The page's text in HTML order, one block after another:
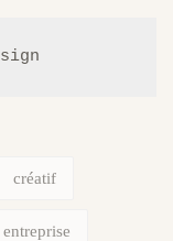
créatif